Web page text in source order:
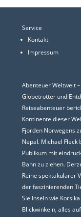
Service
Kontakt
Impressum
Abenteuer Weltweit
Globetrotter und
Reiseabenteuer
Kontinente dieser
Fjorden Norwegens
Nepal. Michael
Publikum mit
Bann zu ziehen.
Reihe spektakulärer
der faszinierenden
Sie Inseln wie
Blickwinkeln, alles